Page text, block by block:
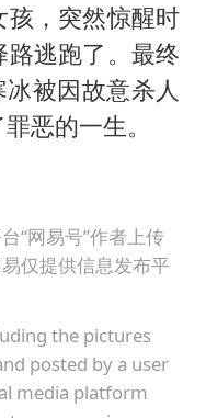
，突然惊醒时
逃跑了。最终
被因故意杀人
恶的一生。
“网易号”作者上传
仅提供信息发布平
the pictures
posted by a user
media platform